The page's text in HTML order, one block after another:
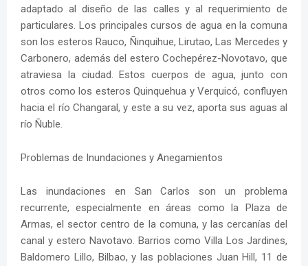
adaptado al diseño de las calles y al requerimiento de
particulares. Los principales cursos de agua en la comuna
son los esteros Rauco, Ñinquihue, Lirutao, Las Mercedes y
Carbonero, además del estero Cochepérez-Novotavo, que
atraviesa la ciudad. Estos cuerpos de agua, junto con
otros como los esteros Quinquehua y Verquicó, confluyen
hacia el río Changaral, y este a su vez, aporta sus aguas al
río Ñuble.
Problemas de Inundaciones y Anegamientos
Las inundaciones en San Carlos son un problema
recurrente, especialmente en áreas como la Plaza de
Armas, el sector centro de la comuna, y las cercanías del
canal y estero Navotavo. Barrios como Villa Los Jardines,
Baldomero Lillo, Bilbao, y las poblaciones Juan Hill, 11 de